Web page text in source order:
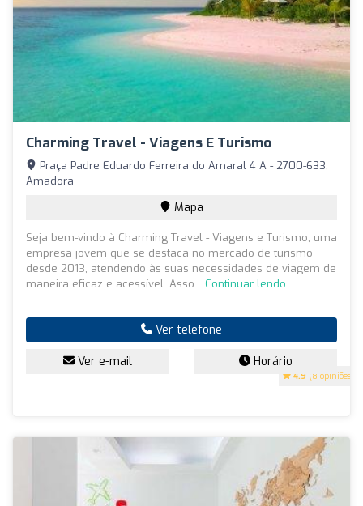
Charming Travel - Viagens E Turismo
4.9 (8 opiniões)
Praça Padre Eduardo Ferreira do Amaral 4 A - 2700-633,
Amadora
Mapa
Seja bem-vindo à Charming Travel - Viagens e Turismo, uma
empresa jovem que se destaca no mercado de turismo
desde 2013, atendendo às suas necessidades de viagem de
maneira eficaz e acessível. Asso... Continuar lendo
Ver telefone
Ver e-mail Horário